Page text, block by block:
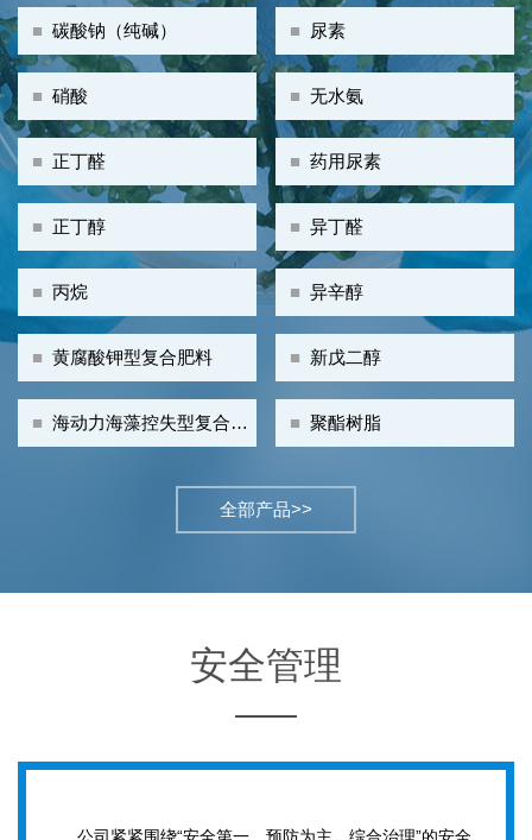
■ 尿素
■ 碳酸钠（纯碱）
■无水氨
■ 硝酸
■药用尿素
■ 正丁醛
■异丁醛
■ 正丁醇
■异辛醇
■ 丙烷
■ 新戊二醇
■ 黄腐酸钾型复合肥料
■聚酯树脂
■ 海动力海藻控失型复合肥
全部产品>>
安全管理